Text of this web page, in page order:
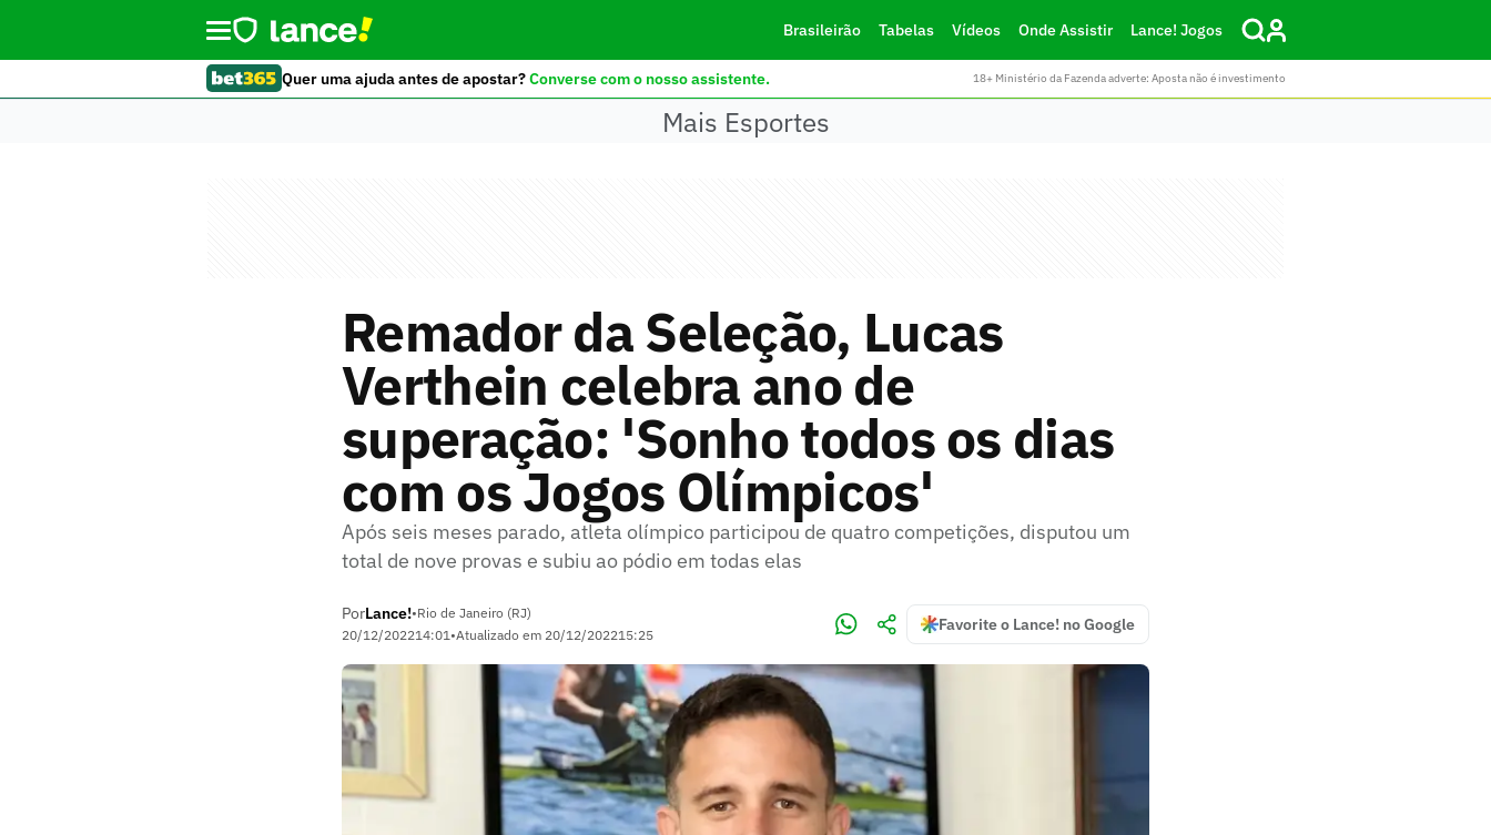
Brasileirão Tabelas Vídeos Onde Assistir Lance! Jogos
Quer uma ajuda antes de apostar?Converse com o nosso assistente. 18+ Ministério da Fazenda adverte: Aposta não é investimento
Mais Esportes
Remador da Seleção, Lucas
Verthein celebra ano de
superação: 'Sonho todos os dias
com os Jogos Olímpicos'
Após seis meses parado, atleta olímpico participou de quatro competições, disputou um
total de nove provas e subiu ao pódio em todas elas
PorLance!•Rio de Janeiro (RJ)
20/12/202214:01•Atualizado em 20/12/202215:25
Favorite o Lance! no Google